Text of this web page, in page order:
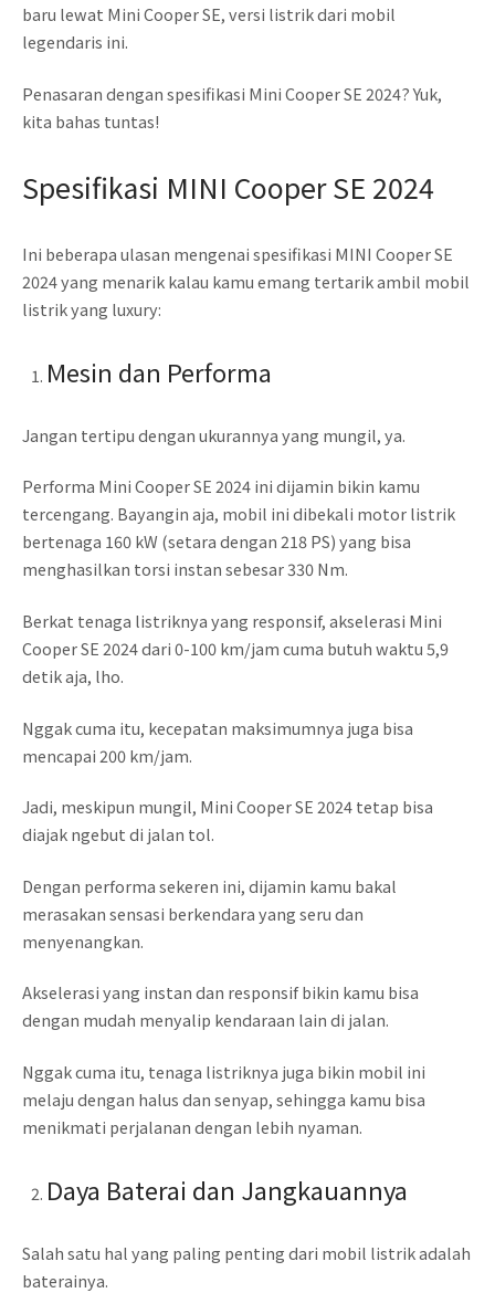
baru lewat Mini Cooper SE, versi listrik dari mobil
legendaris ini.
Penasaran dengan spesifikasi Mini Cooper SE 2024? Yuk,
kita bahas tuntas!
Spesifikasi MINI Cooper SE 2024
Ini beberapa ulasan mengenai spesifikasi MINI Cooper SE
2024 yang menarik kalau kamu emang tertarik ambil mobil
listrik yang luxury:
Mesin dan Performa
Jangan tertipu dengan ukurannya yang mungil, ya.
Performa Mini Cooper SE 2024 ini dijamin bikin kamu
tercengang. Bayangin aja, mobil ini dibekali motor listrik
bertenaga 160 kW (setara dengan 218 PS) yang bisa
menghasilkan torsi instan sebesar 330 Nm.
Berkat tenaga listriknya yang responsif, akselerasi Mini
Cooper SE 2024 dari 0-100 km/jam cuma butuh waktu 5,9
detik aja, lho.
Nggak cuma itu, kecepatan maksimumnya juga bisa
mencapai 200 km/jam.
Jadi, meskipun mungil, Mini Cooper SE 2024 tetap bisa
diajak ngebut di jalan tol.
Dengan performa sekeren ini, dijamin kamu bakal
merasakan sensasi berkendara yang seru dan
menyenangkan.
Akselerasi yang instan dan responsif bikin kamu bisa
dengan mudah menyalip kendaraan lain di jalan.
Nggak cuma itu, tenaga listriknya juga bikin mobil ini
melaju dengan halus dan senyap, sehingga kamu bisa
menikmati perjalanan dengan lebih nyaman.
Daya Baterai dan Jangkauannya
Salah satu hal yang paling penting dari mobil listrik adalah
baterainya.